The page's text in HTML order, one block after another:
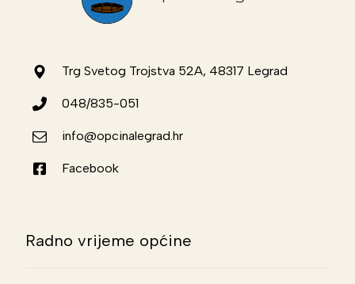
Trg Svetog Trojstva 52A, 48317 Legrad
048/835-051
info@opcinalegrad.hr
Facebook
Radno vrijeme općine